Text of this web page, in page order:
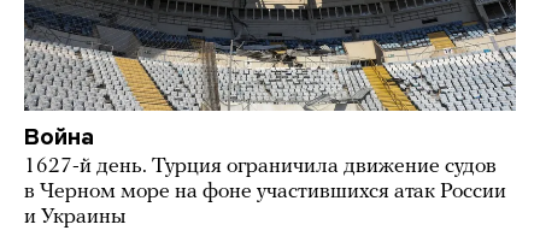
Война
1627-й день. Турция ограничила движение судов
в Черном море на фоне участившихся атак России
и Украины